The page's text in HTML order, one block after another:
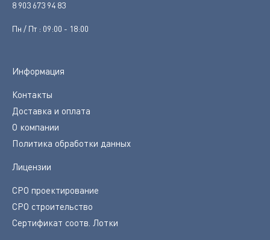
8 903 673 94 83
Пн / Пт : 09:00 - 18:00
Информация
Контакты
Доставка и оплата
О компании
Политика обработки данных
Лицензии
СРО проектирование
СРО строительство
Сертификат соотв. Лотки